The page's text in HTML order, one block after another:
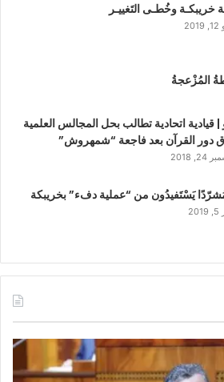
خريبكـة وخُطـى التَغييـر
المُزْعجةُ
| قيادية اتحادية تطالب بحل المجالس العلمية
دور القرآن بعد فاجعة “شمهروش”
2018